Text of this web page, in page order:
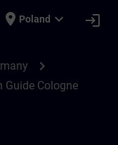
place Poland expand_more login
chevron_right
Guide Cologne